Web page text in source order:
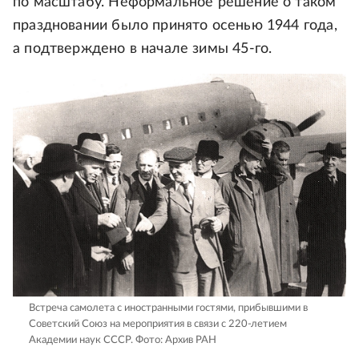
праздновании было принято осенью 1944 года,
а подтверждено в начале зимы 45-го.
Встреча самолета с иностранными гостями, прибывшими в
Советский Союз на мероприятия в связи с 220-летием
Академии наук СССР. Фото: Архив РАН